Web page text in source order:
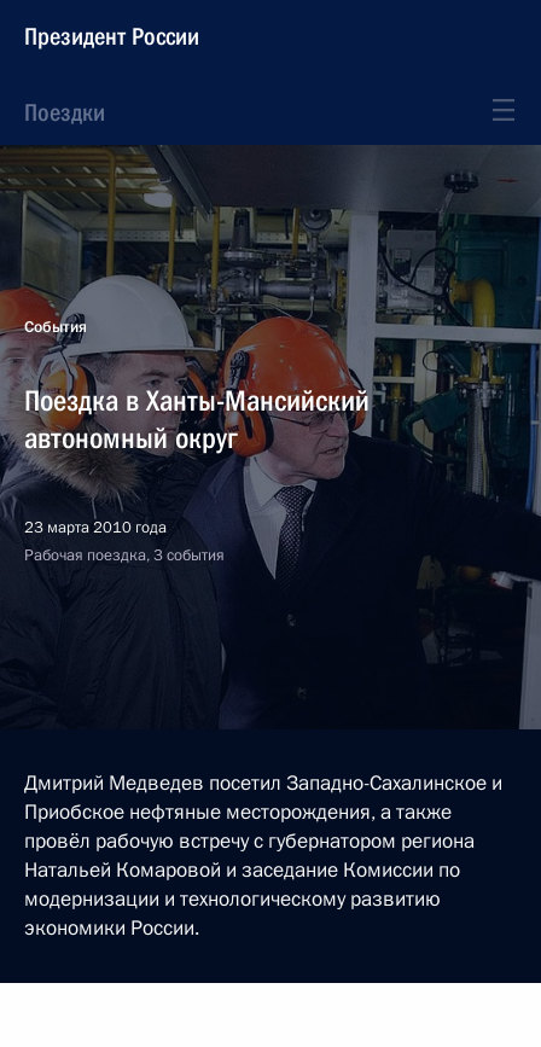
Президент России
Поездки
События
Поездка в Ханты-Мансийский
автономный округ
23 марта 2010 года
Рабочая поездка, 3 события
Дмитрий Медведев посетил Западно-Сахалинское и
Приобское нефтяные месторождения, а также
провёл рабочую встречу с губернатором региона
Натальей Комаровой и заседание Комиссии по
модернизации и технологическому развитию
экономики России.